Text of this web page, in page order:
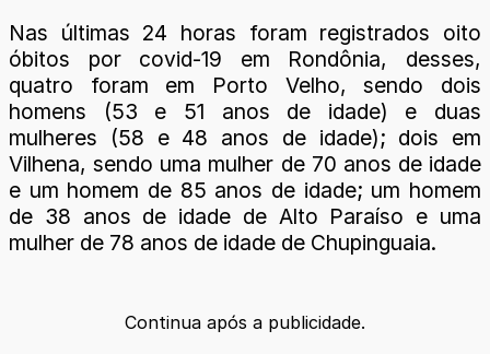
Nas últimas 24 horas foram registrados oito
óbitos por covid-19 em Rondônia, desses,
quatro foram em Porto Velho, sendo dois
homens (53 e 51 anos de idade) e duas
mulheres (58 e 48 anos de idade); dois em
Vilhena, sendo uma mulher de 70 anos de idade
e um homem de 85 anos de idade; um homem
de 38 anos de idade de Alto Paraíso e uma
mulher de 78 anos de idade de Chupinguaia.
Continua após a publicidade.